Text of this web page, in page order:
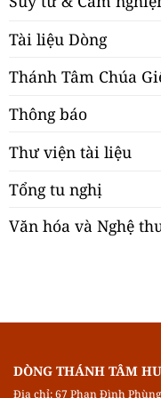
Tài liệu Dòng
Thánh Tâm Chúa
Thông báo
Thư viện tài liệu
Tổng tu nghị
Văn hóa và Nghệ
DÒNG THÁNH TÂM
Địa chỉ: 67 Phan Đình